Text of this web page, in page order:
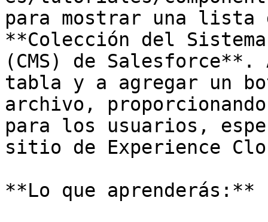
para mostrar una lista
**Colección del
(CMS) de
tabla y a agregar un
archivo,
para los usuarios,
sitio de Experience
**Lo que aprenderás:**